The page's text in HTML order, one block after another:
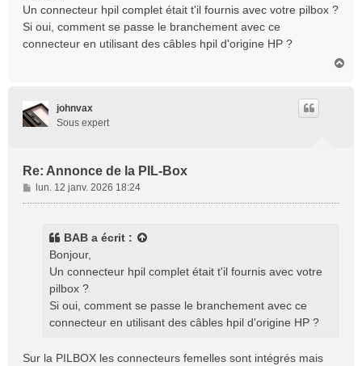
g
e
Un connecteur hpil complet était t'il fournis avec votre pilbox ?
Si oui, comment se passe le branchement avec ce
connecteur en utilisant des câbles hpil d'origine HP ?
johnvax
Sous expert
Re: Annonce de la PIL-Box
M
e
lun. 12 janv. 2026 18:24
BAB a écrit :
Bonjour,
Un connecteur hpil complet était t'il fournis avec votre
pilbox ?
Si oui, comment se passe le branchement avec ce
connecteur en utilisant des câbles hpil d'origine HP ?
Sur la PILBOX les connecteurs femelles sont intégrés mais